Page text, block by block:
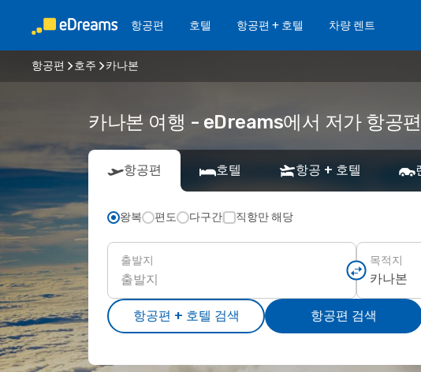
항공편 호텔 항공편 + 호텔 차량 렌트
항공편 호주 카나본
카나본 여행 - eDreams에서 저가 항공
항공편 호텔 항공 + 호텔
왕복 편도 다구간 직항만 해당
출발지 목적지
항공편 + 호텔 검색 항공편 검색